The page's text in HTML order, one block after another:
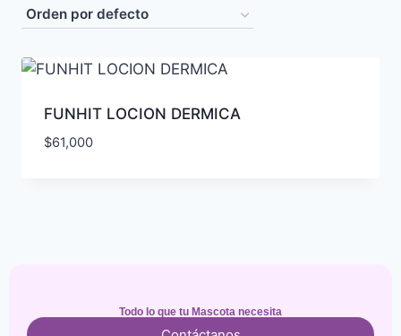
FUNHIT LOCION DERMICA
$61,000
Todo lo que tu Mascota necesita